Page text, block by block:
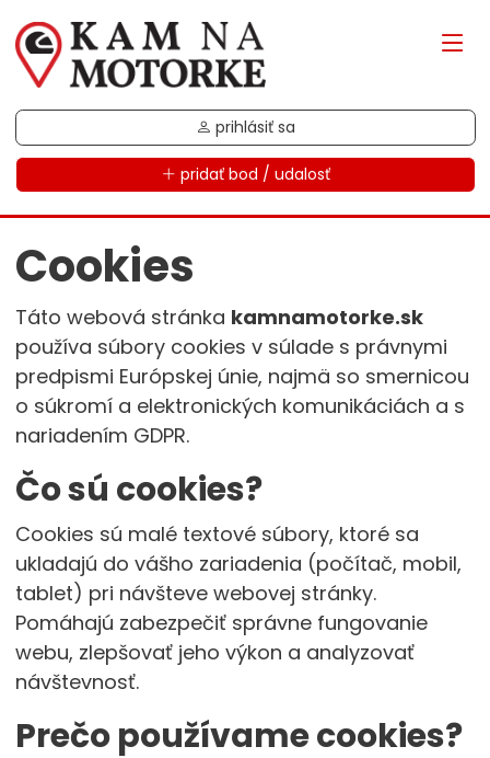
prihlásiť sa
pridať bod / udalosť
Cookies
Táto webová stránka kamnamotorke.sk
používa súbory cookies v súlade s právnymi
predpismi Európskej únie, najmä so smernicou
o súkromí a elektronických komunikáciách a s
nariadením GDPR.
Čo sú cookies?
Cookies sú malé textové súbory, ktoré sa
ukladajú do vášho zariadenia (počítač, mobil,
tablet) pri návšteve webovej stránky.
Pomáhajú zabezpečiť správne fungovanie
webu, zlepšovať jeho výkon a analyzovať
návštevnosť.
Prečo používame cookies?